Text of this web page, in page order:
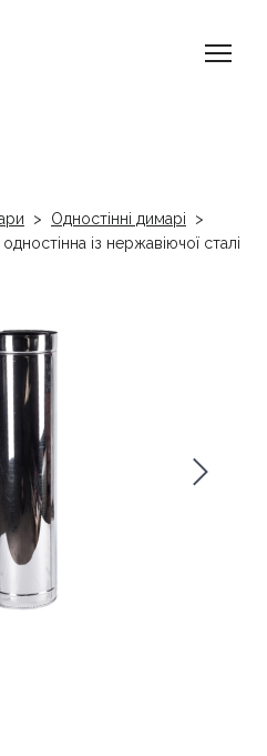
Одностінні димарі
із нержавіючої сталі